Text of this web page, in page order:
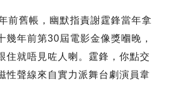
前舊帳，幽默指責謝霆鋒當年拿
幾年前第30屆電影金像獎嗰晚，
住就唔見咗人喇。霆鋒，你點交
性聲線來自實力派舞台劇演員韋